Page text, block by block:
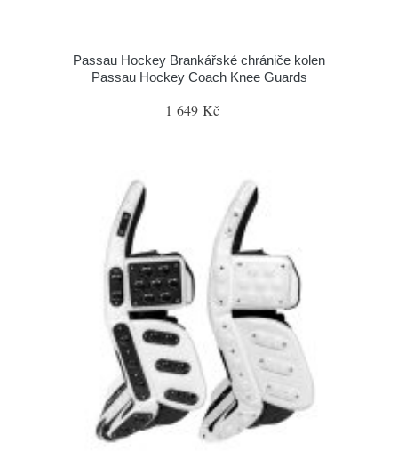
Passau Hockey Brankářské chrániče kolen
Passau Hockey Coach Knee Guards
1 649 Kč